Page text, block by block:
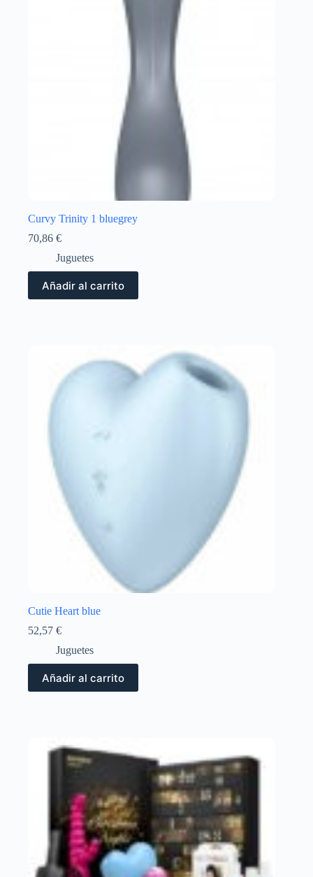
Curvy Trinity 1 bluegrey
70,86 €
Juguetes
Añadir al carrito
Cutie Heart blue
52,57 €
Juguetes
Añadir al carrito